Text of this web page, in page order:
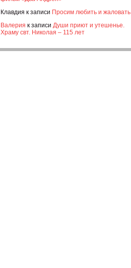
Клавдия к записи Просим любить и жаловать
Валерия к записи Души приют и утешенье.
Храму свт. Николая – 115 лет